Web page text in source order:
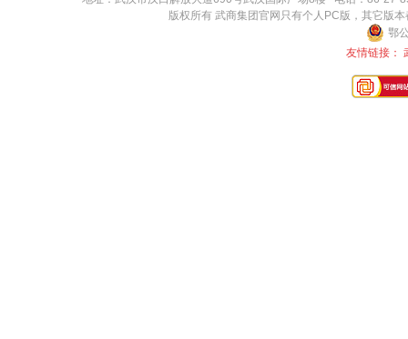
版权所有 武商集团官网只有个人PC版，其它版
鄂
友情链接：